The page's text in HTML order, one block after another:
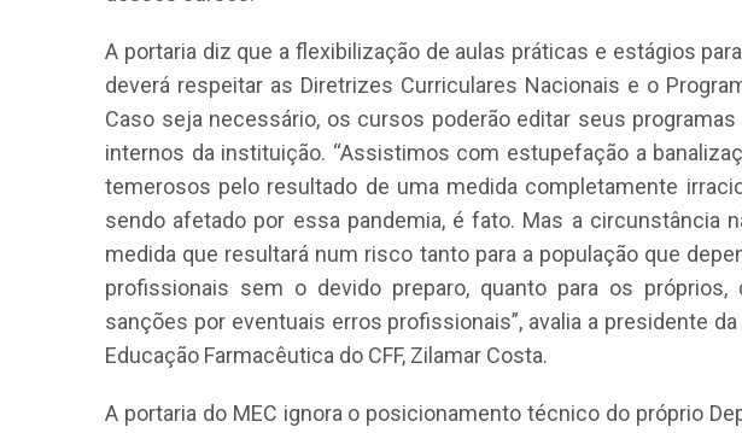
A portaria diz que a flexibilização de aulas práticas e estágios
deverá respeitar as Diretrizes Curriculares Nacionais e o
Caso seja necessário, os cursos poderão editar seus
internos da instituição. “Assistimos com estupefação a
temerosos pelo resultado de uma medida completamente
sendo afetado por essa pandemia, é fato. Mas a circunstância
medida que resultará num risco tanto para a população que
profissionais sem o devido preparo, quanto para os
sanções por eventuais erros profissionais”, avalia a presidente
Educação Farmacêutica do CFF, Zilamar Costa.
A portaria do MEC ignora o posicionamento técnico do próprio